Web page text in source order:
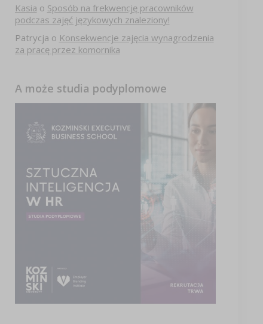
Kasia o Sposób na frekwencję pracowników
podczas zajęć językowych znaleziony!
Patrycja o Konsekwencje zajęcia wynagrodzenia
za pracę przez komornika
A może studia podyplomowe